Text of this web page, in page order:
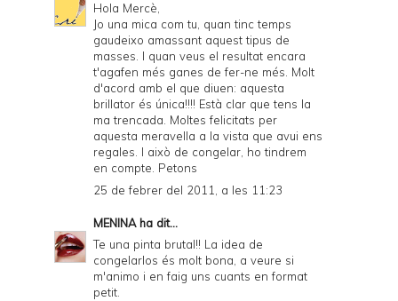
Hola Mercè,
Jo una mica com tu, quan tinc temps
gaudeixo amassant aquest tipus de
masses. I quan veus el resultat encara
t'agafen més ganes de fer-ne més. Molt
d'acord amb el que diuen: aquesta
brillator és única!!!! Està clar que tens la
ma trencada. Moltes felicitats per
aquesta meravella a la vista que avui ens
regales. I això de congelar, ho tindrem
en compte. Petons
25 de febrer del 2011, a les 11:23
MENINAha dit...
Te una pinta brutal!! La idea de
congelarlos és molt bona, a veure si
m'animo i en faig uns cuants en format
petit.